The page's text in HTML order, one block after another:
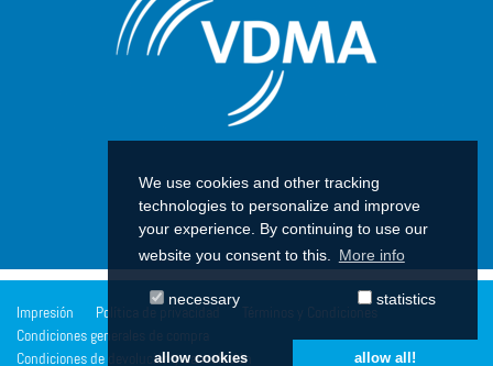
We use cookies and other tracking
technologies to personalize and improve
your experience. By continuing to use our
website you consent to this.
More info
necessary statistics
allow cookies allow all!
Impresión Política de privacidad
Condiciones generales de compra
Condiciones de devolución y cancelación